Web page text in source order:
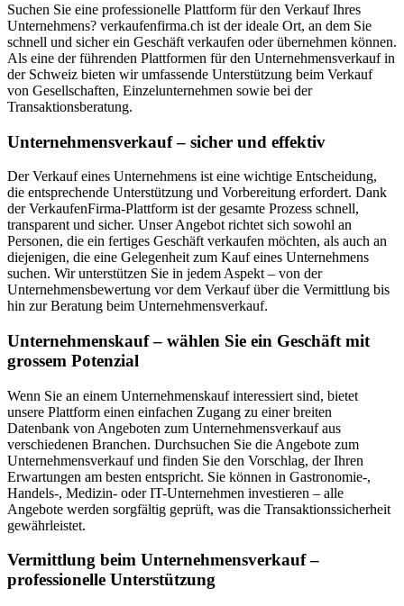
Suchen Sie eine professionelle Plattform für den Verkauf Ihres
Unternehmens? verkaufenfirma.ch ist der ideale Ort, an dem Sie
schnell und sicher ein Geschäft verkaufen oder übernehmen können.
Als eine der führenden Plattformen für den Unternehmensverkauf in
der Schweiz bieten wir umfassende Unterstützung beim Verkauf
von Gesellschaften, Einzelunternehmen sowie bei der
Transaktionsberatung.
Unternehmensverkauf – sicher und effektiv
Der Verkauf eines Unternehmens ist eine wichtige Entscheidung,
die entsprechende Unterstützung und Vorbereitung erfordert. Dank
der VerkaufenFirma-Plattform ist der gesamte Prozess schnell,
transparent und sicher. Unser Angebot richtet sich sowohl an
Personen, die ein fertiges Geschäft verkaufen möchten, als auch an
diejenigen, die eine Gelegenheit zum Kauf eines Unternehmens
suchen. Wir unterstützen Sie in jedem Aspekt – von der
Unternehmensbewertung vor dem Verkauf über die Vermittlung bis
hin zur Beratung beim Unternehmensverkauf.
Unternehmenskauf – wählen Sie ein Geschäft mit
grossem Potenzial
Wenn Sie an einem Unternehmenskauf interessiert sind, bietet
unsere Plattform einen einfachen Zugang zu einer breiten
Datenbank von Angeboten zum Unternehmensverkauf aus
verschiedenen Branchen. Durchsuchen Sie die Angebote zum
Unternehmensverkauf und finden Sie den Vorschlag, der Ihren
Erwartungen am besten entspricht. Sie können in Gastronomie-,
Handels-, Medizin- oder IT-Unternehmen investieren – alle
Angebote werden sorgfältig geprüft, was die Transaktionssicherheit
gewährleistet.
Vermittlung beim Unternehmensverkauf –
professionelle Unterstützung